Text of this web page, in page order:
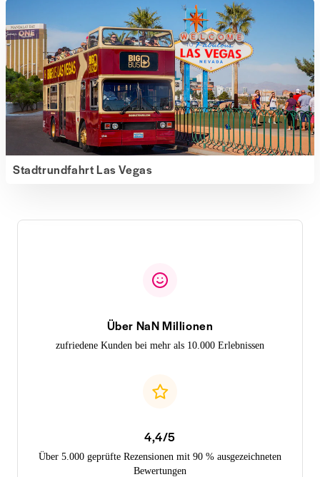
Stadtrundfahrt Las Vegas
Über NaN Millionen
zufriedene Kunden bei mehr als 10.000 Erlebnissen
4,4/5
Über 5.000 geprüfte Rezensionen mit 90 % ausgezeichneten
Bewertungen